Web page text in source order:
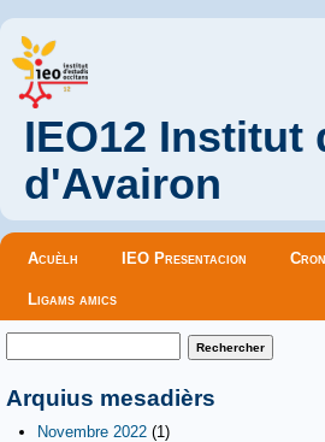
IEO12 Institut
d'Avairon
Menu principal
Acuèlh IEO Presentacion
Ligams amics
Formulaire de recherche
Arquius mesadièrs
Novembre 2022 (1)